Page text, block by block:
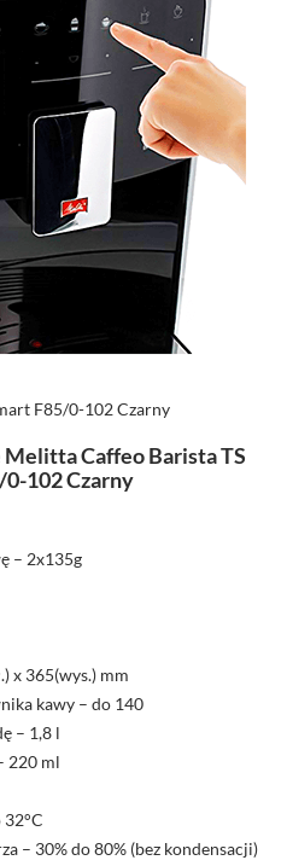
Caffeo Barista TS
102 Czarny
– 2x135g
x 365(wys.) mm
kawy – do 140
– 1,8 l
220 ml
– 30% do 80% (bez kondensacji)